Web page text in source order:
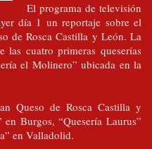
El programa de televisión
día 1 un reportaje sobre el
de Rosca Castilla y León. La
las cuatro primeras queserías
el Molinero” ubicada en la
Queso de Rosca Castilla y
Burgos, “Quesería Laurus”
en Valladolid.